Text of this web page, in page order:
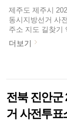
(www.nec.go.kr)
서도 가장 가까운
찾아보실 수 있습
6월 1일(수)에 진행
지만, 이번 선거도
좋겠습니다.투표
면요. 제 20대 대..
도
제주도 제주시
동시지방선거 사
주소 지도 길찾기
(목)부터 제 8회 전
거 선거운동이 시
일(토) 시간은 매
표를 실시한다고
국에 설치된 사전
나 투표가 가능합
더보기
전북 진안군
거 사전투표